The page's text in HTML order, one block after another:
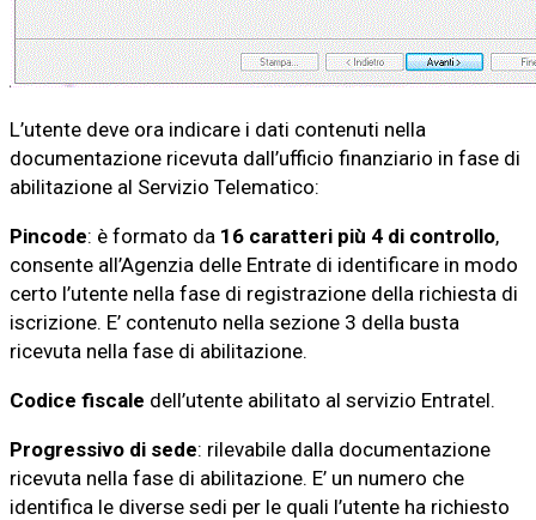
L’utente deve ora indicare i dati contenuti nella
documentazione ricevuta dall’ufficio finanziario in fase di
abilitazione al Servizio Telematico:
Pincode: è formato da 16 caratteri più 4 di controllo,
consente all’Agenzia delle Entrate di identificare in modo
certo l’utente nella fase di registrazione della richiesta di
iscrizione. E’ contenuto nella sezione 3 della busta
ricevuta nella fase di abilitazione.
Codice fiscale dell’utente abilitato al servizio Entratel.
Progressivo di sede: rilevabile dalla documentazione
ricevuta nella fase di abilitazione. E’ un numero che
identifica le diverse sedi per le quali l’utente ha richiesto